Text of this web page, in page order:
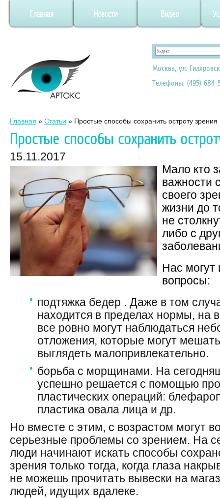
Главная Новости Видео
Москва, ул.
Телефоны: (495) 684-
Главная » Статьи » Простые способы сохранить остроту зрения
Простые способы сохранить
15.11.2017
Мало кто
важности
своего
жизни до
не
либо с
Нас могут
вопросы:
подтяжка бедер . Даже в том
находится в пределах нормы, на
все ровно могут наблюдаться
отложения, которые могут
выглядеть малопривлекательно.
борьба с морщинами. На
успешно решается с помощью
пластических операций:
пластика овала лица и др.
Но вместе с этим, с возрастом могут
серьезные проблемы со зрением. На
люди начинают искать способы
зрения только тогда, когда глаза
не можешь прочитать вывески на
людей, идущих вдалеке.